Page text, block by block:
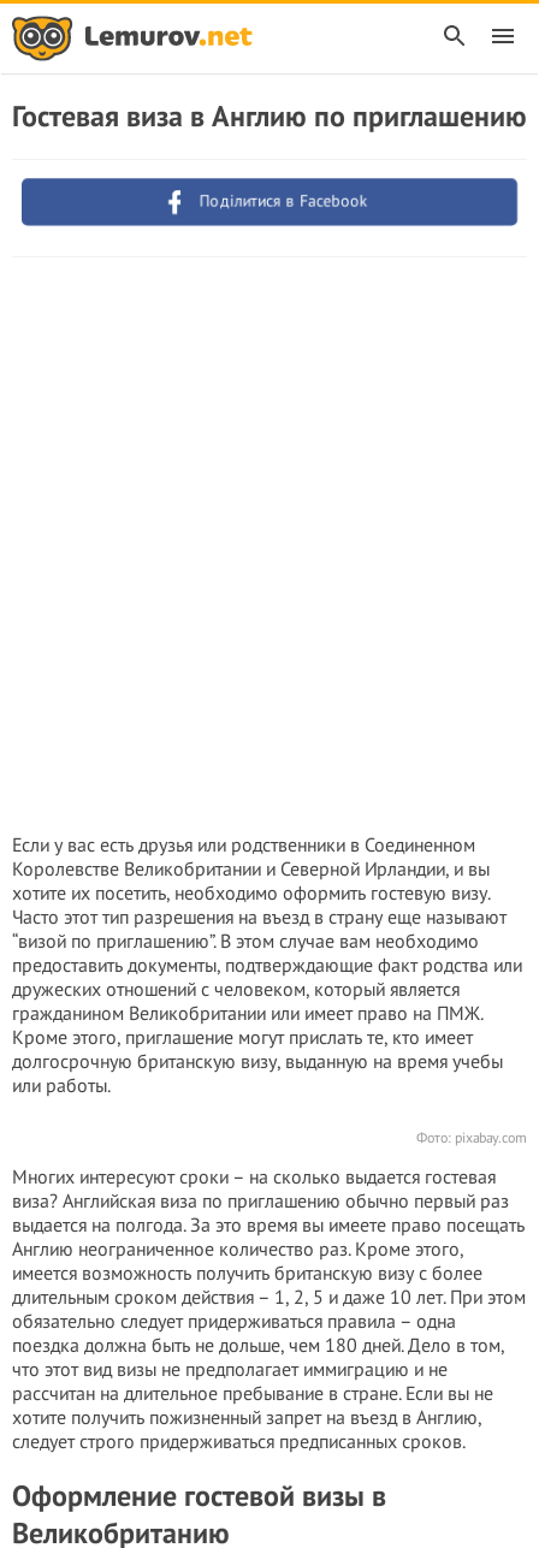
Гостевая виза в Англию по приглашению
Поділитися в Facebook
Если у вас есть друзья или родственники в Соединенном
Королевстве Великобритании и Северной Ирландии, и вы
хотите их посетить, необходимо оформить гостевую визу.
Часто этот тип разрешения на въезд в страну еще называют
“визой по приглашению”. В этом случае вам необходимо
предоставить документы, подтверждающие факт родства или
дружеских отношений с человеком, который является
гражданином Великобритании или имеет право на ПМЖ.
Кроме этого, приглашение могут прислать те, кто имеет
долгосрочную британскую визу, выданную на время учебы
или работы.
Фото: pixabay.com
Многих интересуют сроки – на сколько выдается гостевая
виза? Английская виза по приглашению обычно первый раз
выдается на полгода. За это время вы имеете право посещать
Англию неограниченное количество раз. Кроме этого,
имеется возможность получить британскую визу с более
длительным сроком действия – 1, 2, 5 и даже 10 лет. При этом
обязательно следует придерживаться правила – одна
поездка должна быть не дольше, чем 180 дней. Дело в том,
что этот вид визы не предполагает иммиграцию и не
рассчитан на длительное пребывание в стране. Если вы не
хотите получить пожизненный запрет на въезд в Англию,
следует строго придерживаться предписанных сроков.
Оформление гостевой визы в
Великобританию